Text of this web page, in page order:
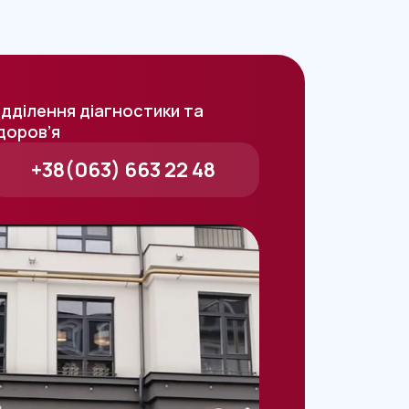
діагностики та
+38(063) 663 22 48